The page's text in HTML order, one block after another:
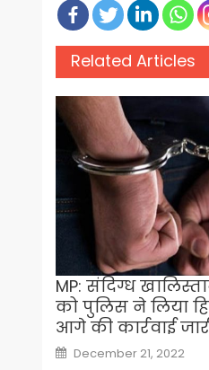
Related Articles
MP: संदिग्ध
को पुलिस ने लिया
आगे की कार्रवाई
Posted
on
December 21, 2022